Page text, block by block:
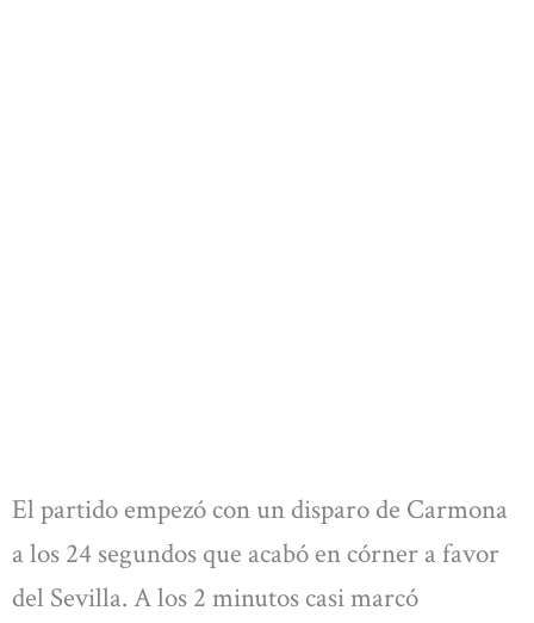
El partido empezó con un disparo de Carmona
a los 24 segundos que acabó en córner a favor
del Sevilla. A los 2 minutos casi marcó